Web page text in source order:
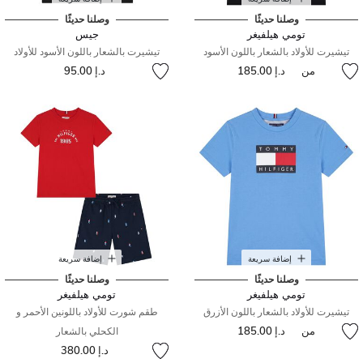
وصلنا حديثًا
تومي هيلفيغر
تيشيرت للأولاد بالشعار باللون الأسود
من د.إ 185.00
وصلنا حديثًا
جيس
تيشيرت بالشعار باللون الأسود للأولاد
د.إ 95.00
إضافة سريعة
وصلنا حديثًا
تومي هيلفيغر
تيشيرت للأولاد بالشعار باللون الأزرق
من د.إ 185.00
إضافة سريعة
وصلنا حديثًا
تومي هيلفيغر
طقم شورت للأولاد باللونين الأحمر و
الكحلي بالشعار
د.إ 380.00